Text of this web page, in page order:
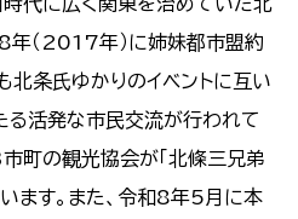
（2017年）に姉妹都市盟約
北条氏ゆかりのイベントに互い
る活発な市民交流が行われて
町の観光協会が「北條三兄弟
ます。また、令和8年5月に本